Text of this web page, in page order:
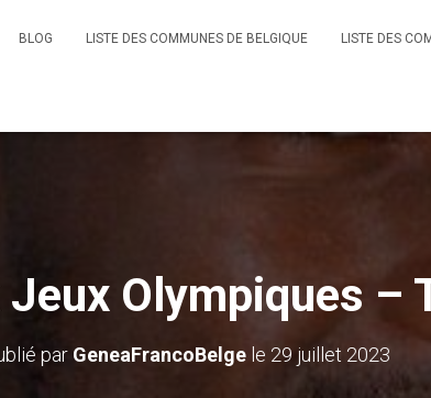
BLOG LISTE DES COMMUNES DE BELGIQUE LISTE DES
Olympiques –
par GeneaFrancoBelgele 29 juillet 2023